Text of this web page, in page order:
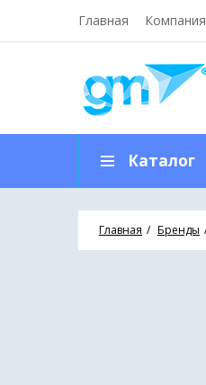
Главная Компания
Каталог
Главная Бренды